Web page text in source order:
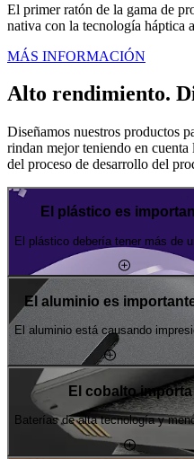
El primer ratón de la gama de
nativa con la tecnología háptica
MÁS INFORMACIÓN
Alto rendimiento.
Diseñamos nuestros productos
rindan mejor teniendo en cuenta
del proceso de desarrollo del
El plástico es
El plástico debería tener más de
El aluminio es
El aluminio está causando
El cobalto importa
Baterías de alta tecnología y